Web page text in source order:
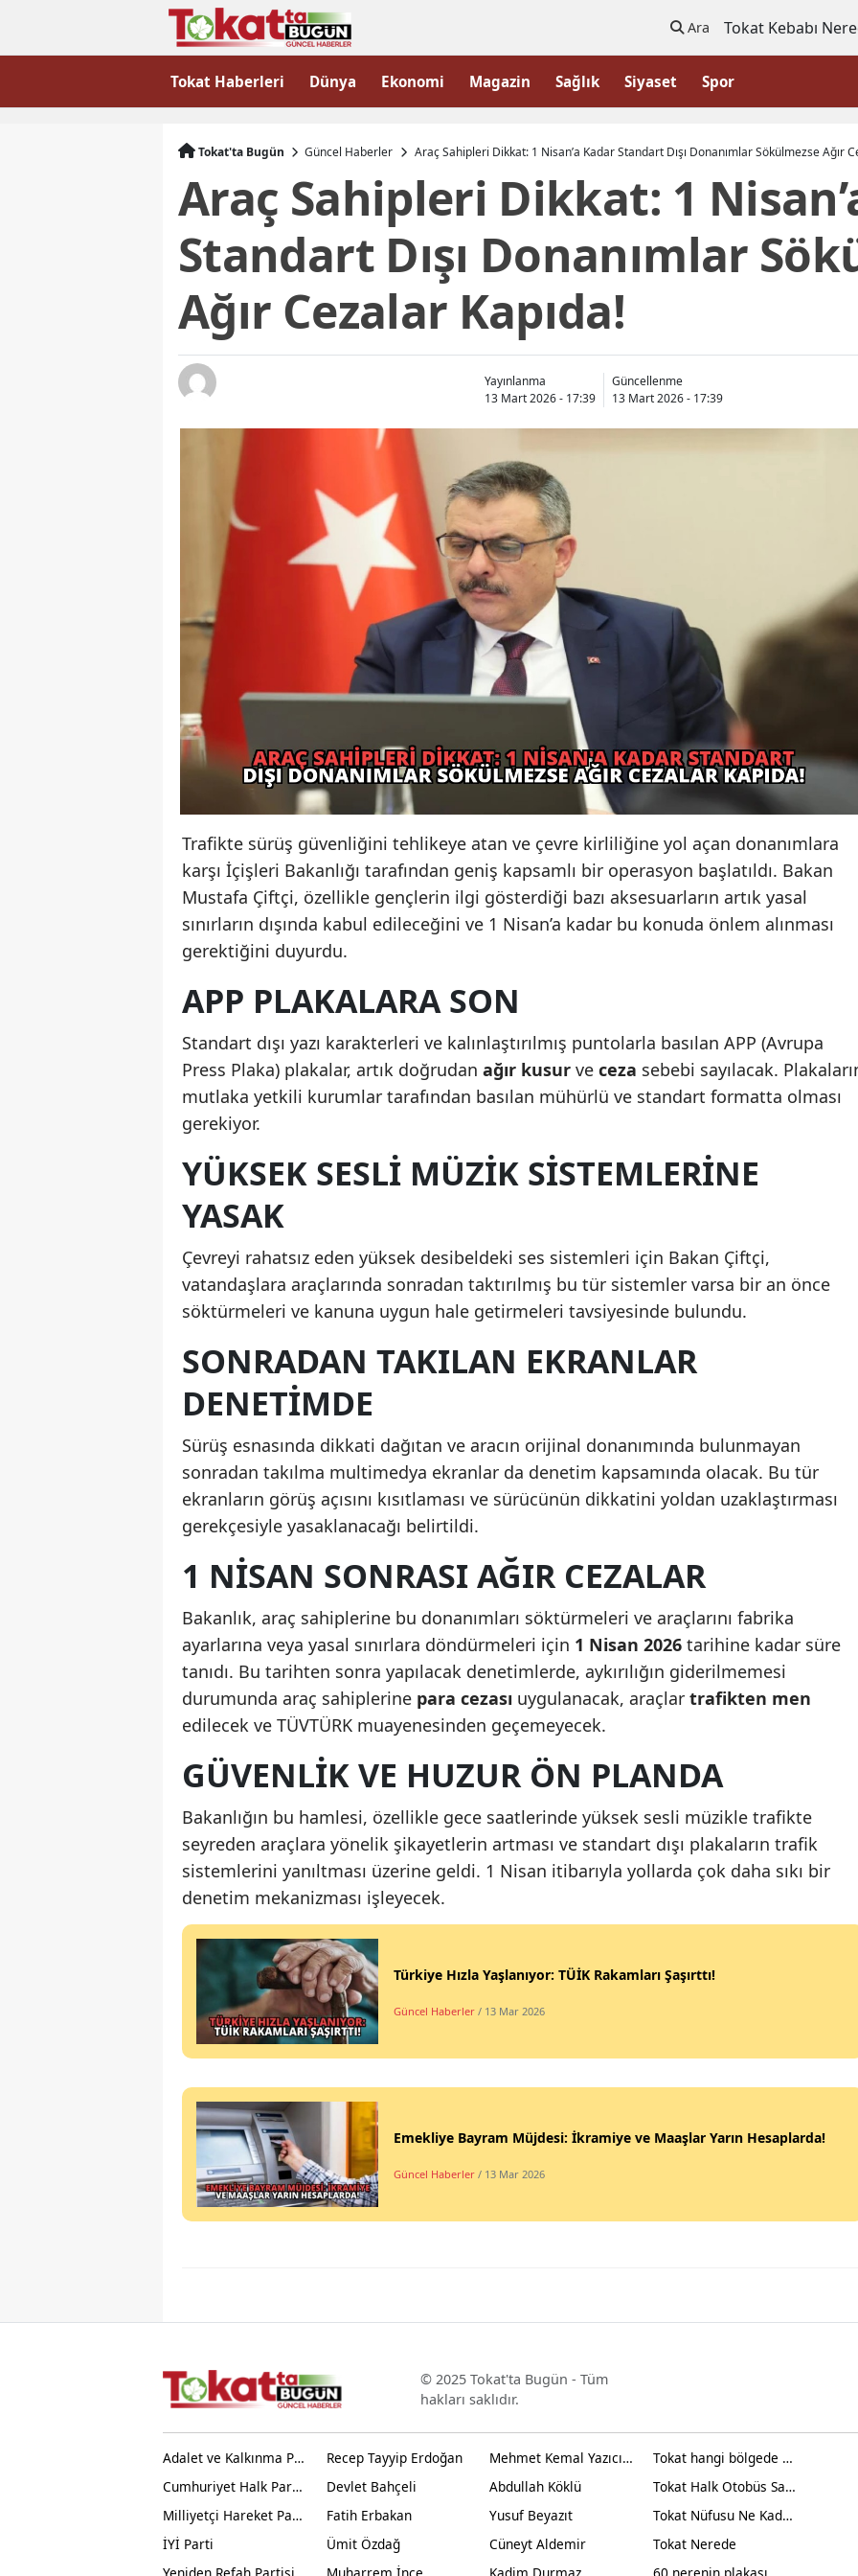
Ara Tokat Kebabı
Tokat Haberleri Dünya Ekonomi Magazin Sağlık Siyaset Spor
Tokat'ta Bugün Güncel Haberler Araç Sahipleri Dikkat: 1 Nisan’a Kadar Standart Dışı Donanımlar Sökülmezse Ağır
Araç Sahipleri Dikkat: 1
Standart Dışı Donanımlar
Ağır Cezalar Kapıda!
Yayınlanma
13 Mart 2026 - 17:39
Güncellenme
13 Mart 2026 - 17:39
Trafikte sürüş güvenliğini tehlikeye atan ve çevre kirliliğine yol açan donanımlara
karşı İçişleri Bakanlığı tarafından geniş kapsamlı bir operasyon başlatıldı. Bakan
Mustafa Çiftçi, özellikle gençlerin ilgi gösterdiği bazı aksesuarların artık yasal
sınırların dışında kabul edileceğini ve 1 Nisan’a kadar bu konuda önlem alınması
gerektiğini duyurdu.
APP PLAKALARA SON
Standart dışı yazı karakterleri ve kalınlaştırılmış puntolarla basılan APP (Avrupa
Press Plaka) plakalar, artık doğrudan ağır kusur ve ceza sebebi sayılacak.
mutlaka yetkili kurumlar tarafından basılan mühürlü ve standart formatta olması
gerekiyor.
YÜKSEK SESLI MÜZIK SISTEMLERINE
YASAK
Çevreyi rahatsız eden yüksek desibeldeki ses sistemleri için Bakan Çiftçi,
vatandaşlara araçlarında sonradan taktırılmış bu tür sistemler varsa bir an önce
söktürmeleri ve kanuna uygun hale getirmeleri tavsiyesinde bulundu.
SONRADAN TAKILAN EKRANLAR
DENETIMDE
Sürüş esnasında dikkati dağıtan ve aracın orijinal donanımında bulunmayan
sonradan takılma multimedya ekranlar da denetim kapsamında olacak. Bu tür
ekranların görüş açısını kısıtlaması ve sürücünün dikkatini yoldan uzaklaştırması
gerekçesiyle yasaklanacağı belirtildi.
1 NISAN SONRASI AĞIR CEZALAR
Bakanlık, araç sahiplerine bu donanımları söktürmeleri ve araçlarını fabrika
ayarlarına veya yasal sınırlara döndürmeleri için 1 Nisan 2026 tarihine kadar süre
tanıdı. Bu tarihten sonra yapılacak denetimlerde, aykırılığın giderilmemesi
durumunda araç sahiplerine para cezası uygulanacak, araçlar trafikten men
edilecek ve TÜVTÜRK muayenesinden geçemeyecek.
GÜVENLIK VE HUZUR ÖN PLANDA
Bakanlığın bu hamlesi, özellikle gece saatlerinde yüksek sesli müzikle trafikte
seyreden araçlara yönelik şikayetlerin artması ve standart dışı plakaların trafik
sistemlerini yanıltması üzerine geldi. 1 Nisan itibarıyla yollarda çok daha sıkı bir
denetim mekanizması işleyecek.
Türkiye Hızla Yaşlanıyor: TÜİK Rakamları Şaşırttı!
Güncel Haberler / 13 Mar 2026
Emekliye Bayram Müjdesi: İkramiye ve Maaşlar Yarın Hesaplarda!
Güncel Haberler / 13 Mar 2026
© 2025 Tokat'ta Bugün - Tüm
hakları saklıdır.
Adalet ve Kalkınma Partisi
Cumhuriyet Halk Partisi
Milliyetçi Hareket Partisi
İYİ Parti
Recep Tayyip Erdoğan
Devlet Bahçeli
Fatih Erbakan
Ümit Özdağ
Mehmet Kemal Yazıcıoğlu
Abdullah Köklü
Yusuf Beyazıt
Cüneyt Aldemir
Tokat hangi bölgede yer alır?
Tokat Halk Otobüs Saatleri
Tokat Nüfusu Ne Kadar 2024
Tokat Nerede